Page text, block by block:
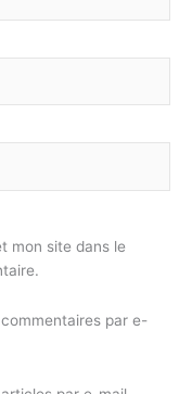
mon site dans le
par e-